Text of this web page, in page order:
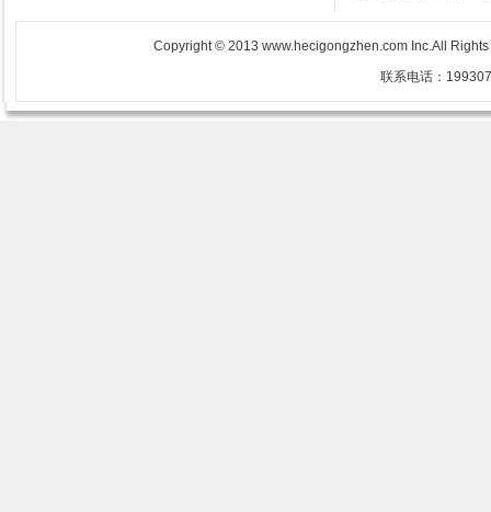
Copyright © 2013 www.hecigongzhen.com Inc.All
联系电话：